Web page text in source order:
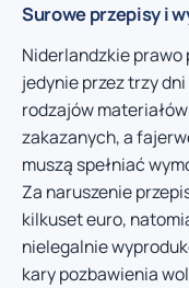
Surowe przepisy i
Niderlandzkie
jedynie przez trzy
rodzajów
zakazanych, a
muszą spełniać
Za naruszenie
kilkuset euro,
nielegalnie
kary pozbawienia